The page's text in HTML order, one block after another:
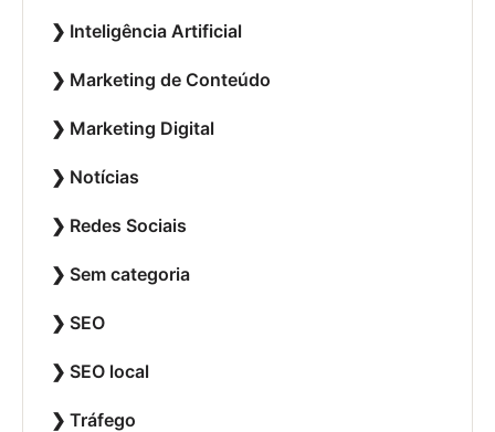
Inteligência Artificial
Marketing de Conteúdo
Marketing Digital
Notícias
Redes Sociais
Sem categoria
SEO
SEO local
Tráfego